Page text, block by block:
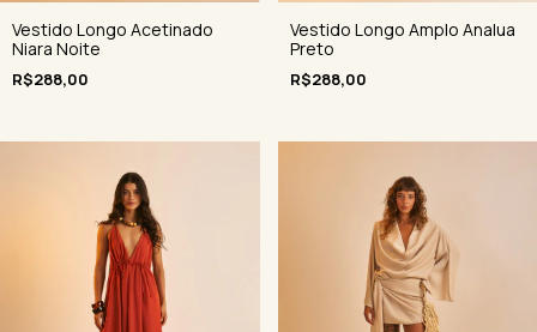
Vestido Longo Acetinado
Niara Noite
R$288,00
Vestido Longo Amplo Analua
Preto
R$288,00